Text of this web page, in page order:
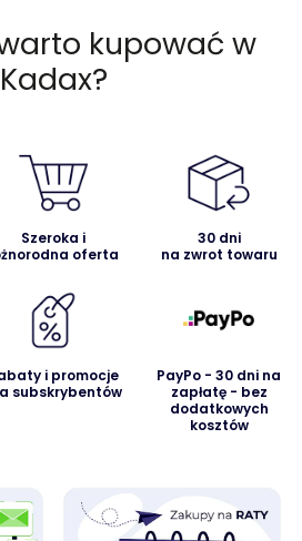
kupować w
Kadax?
Szeroka i
oferta
30 dni
na zwrot towaru
i promocje
subskrybentów
PayPo - 30 dni na
zapłatę - bez
dodatkowych
kosztów